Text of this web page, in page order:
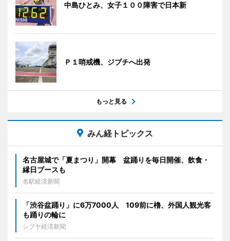
中島ひとみ、女子１００障害で日本新
Ｐ１哨戒機、ジブチへ出発
もっと見る
みん経トピックス
名古屋城で「夏まつり」開幕 盆踊りを毎日開催、飲食・
縁日ブースも
名駅経済新聞
「渋谷盆踊り」に6万7000人 109前に櫓、外国人観光客
も踊りの輪に
シブヤ経済新聞